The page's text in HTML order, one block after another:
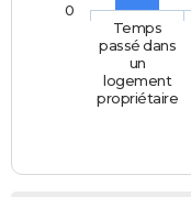
Temps
passé dans
un
logement
propriétaire
0